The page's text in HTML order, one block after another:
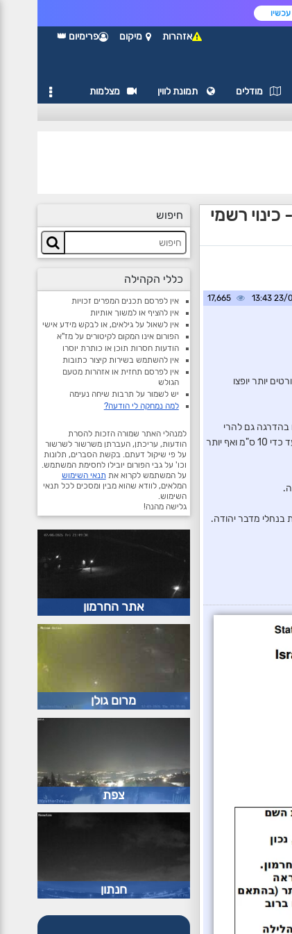
אזהרות מיקום פרימיום 👑
מודלים תמונת לווין מצלמות
רשמי
23/
17,665
יותר יופצו
בהדרגה גם להרי
הצפון והמרכז, כולל ירושלים וצפת. בשלב זה נראה שבגבהים אלה צפויה היערמות מסודרת של שלג, בחלק מהמקומות עד כדי 10 ס"מ ואף יותר
בנחלי מדבר יהודה.
חיפוש
כללי הקהילה
אין לפרסם תכנים המפרים זכויות
אין להציף או למשוך אותיות
אין לשאול על גילאים, או לבקש מידע אישי
הפורום אינו המקום לקיטורים על מז"א
הודעות חסרות תוכן או כותרת יוסרו
אין להשתמש בשירות קיצור כתובות
אין לפרסם תחזית או אזהרות מטעם
הגולש
יש לשמור על תרבות שיחה נעימה
למה נמחקה לי הודעה?
למנהלי האתר שמורה הזכות להסרת
הודעות, עריכתן, העברתן משרשור לשרשור
על פי שיקול דעתם. בקשת הסברים, תלונות
וכו' על גבי הפורום יובילו לחסימת המשתמש.
על המשתמש לקרוא את תנאי השימוש
המלאים, לוודא שהוא מבין ומסכים לכל תנאי
השימוש.
גלישה מהנה!
אתר החרמון
מרום גולן
צפת
חנתון